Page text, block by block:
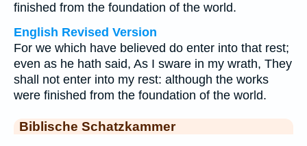
finished from the foundation of the world.
English Revised Version
For we which have believed do enter into that rest;
even as he hath said, As I sware in my wrath, They
shall not enter into my rest: although the works
were finished from the foundation of the world.
Biblische Schatzkammer